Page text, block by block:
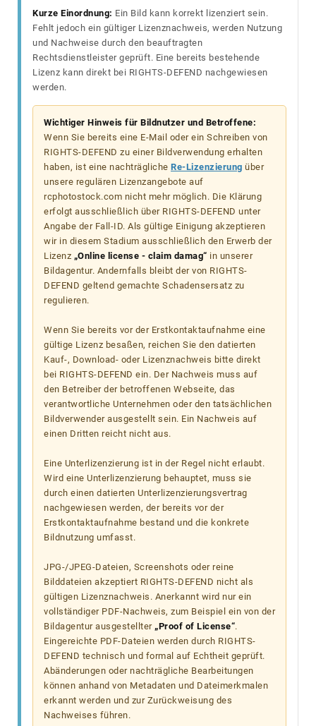
Kurze Einordnung: Ein Bild kann korrekt lizenziert sein.
Fehlt jedoch ein gültiger Lizenznachweis, werden Nutzung
und Nachweise durch den beauftragten
Rechtsdienstleister geprüft. Eine bereits bestehende
Lizenz kann direkt bei RIGHTS-DEFEND nachgewiesen
werden.
Wichtiger Hinweis für Bildnutzer und Betroffene:
Wenn Sie bereits eine E-Mail oder ein Schreiben von
RIGHTS-DEFEND zu einer Bildverwendung erhalten
haben, ist eine nachträgliche Re-Lizenzierung über
unsere regulären Lizenzangebote auf
rcphotostock.com nicht mehr möglich. Die Klärung
erfolgt ausschließlich über RIGHTS-DEFEND unter
Angabe der Fall-ID. Als gültige Einigung akzeptieren
wir in diesem Stadium ausschließlich den Erwerb der
Lizenz „Online license - claim damag“ in unserer
Bildagentur. Andernfalls bleibt der von RIGHTS-
DEFEND geltend gemachte Schadensersatz zu
regulieren.
Wenn Sie bereits vor der Erstkontaktaufnahme eine
gültige Lizenz besaßen, reichen Sie den datierten
Kauf-, Download- oder Lizenznachweis bitte direkt
bei RIGHTS-DEFEND ein. Der Nachweis muss auf
den Betreiber der betroffenen Webseite, das
verantwortliche Unternehmen oder den tatsächlichen
Bildverwender ausgestellt sein. Ein Nachweis auf
einen Dritten reicht nicht aus.
Eine Unterlizenzierung ist in der Regel nicht erlaubt.
Wird eine Unterlizenzierung behauptet, muss sie
durch einen datierten Unterlizenzierungsvertrag
nachgewiesen werden, der bereits vor der
Erstkontaktaufnahme bestand und die konkrete
Bildnutzung umfasst.
JPG-/JPEG-Dateien, Screenshots oder reine
Bilddateien akzeptiert RIGHTS-DEFEND nicht als
gültigen Lizenznachweis. Anerkannt wird nur ein
vollständiger PDF-Nachweis, zum Beispiel ein von der
Bildagentur ausgestellter „Proof of License“.
Eingereichte PDF-Dateien werden durch RIGHTS-
DEFEND technisch und formal auf Echtheit geprüft.
Abänderungen oder nachträgliche Bearbeitungen
können anhand von Metadaten und Dateimerkmalen
erkannt werden und zur Zurückweisung des
Nachweises führen.